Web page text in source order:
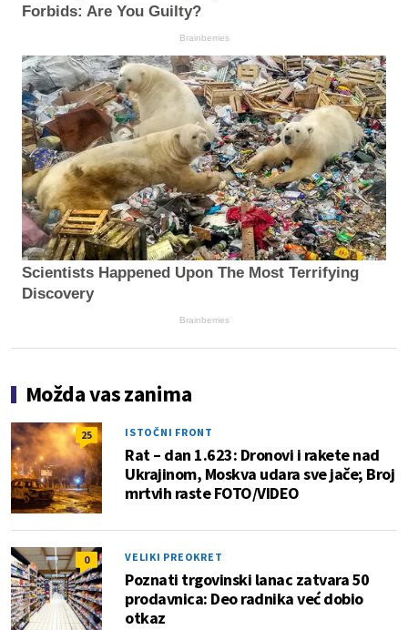
Forbids: Are You Guilty?
Brainberries
Scientists Happened Upon The Most Terrifying
Discovery
Brainberries
Možda vas zanima
25 ISTOČNI FRONT
Rat – dan 1.623: Dronovi i rakete nad
Ukrajinom, Moskva udara sve jače; Broj
mrtvih raste FOTO/VIDEO
0 VELIKI PREOKRET
Poznati trgovinski lanac zatvara 50
prodavnica: Deo radnika već dobio
otkaz